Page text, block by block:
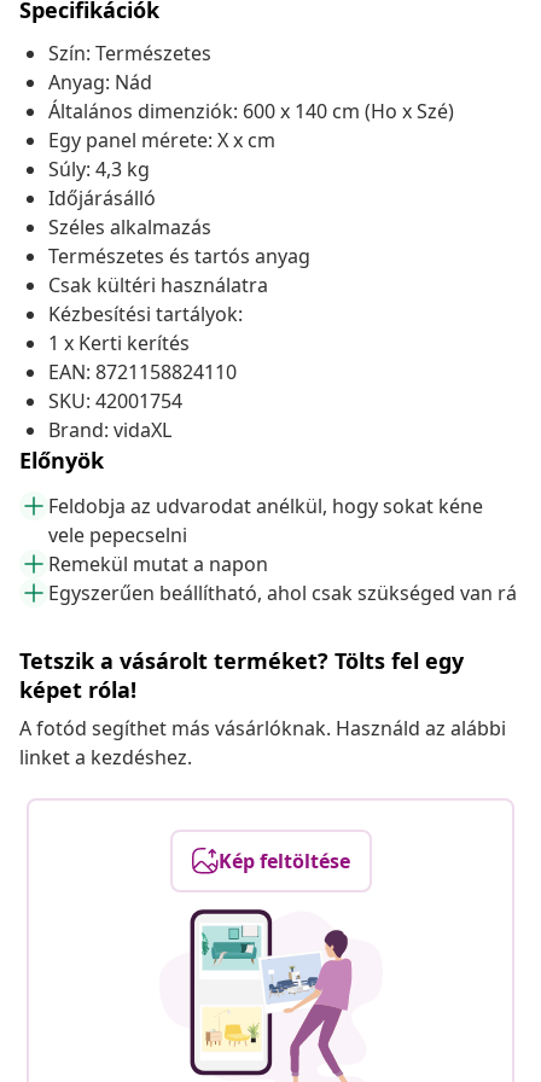
Specifikációk
Szín: Természetes
Anyag: Nád
Általános dimenziók: 600 x 140 cm (Ho x Szé)
Egy panel mérete: X x cm
Súly: 4,3 kg
Időjárásálló
Széles alkalmazás
Természetes és tartós anyag
Csak kültéri használatra
Kézbesítési tartályok:
1 x Kerti kerítés
EAN: 8721158824110
SKU: 42001754
Brand: vidaXL
Előnyök
Feldobja az udvarodat anélkül, hogy sokat kéne
vele pepecselni
Remekül mutat a napon
Egyszerűen beállítható, ahol csak szükséged van rá
Tetszik a vásárolt terméket? Tölts fel egy
képet róla!
A fotód segíthet más vásárlóknak. Használd az alábbi
linket a kezdéshez.
Kép feltöltése